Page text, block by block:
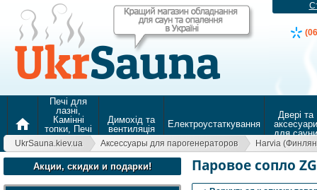
home
Печі для
лазні,
Камінні
топки, Печі
для
опалення
Димохід та
вентиляція
Електроустаткування
Двері та
аксесуари
для сауни
UkrSauna.kiev.ua Аксессуары для парогенераторов Harvia
Акции, скидки и подарки! Паровое сопло